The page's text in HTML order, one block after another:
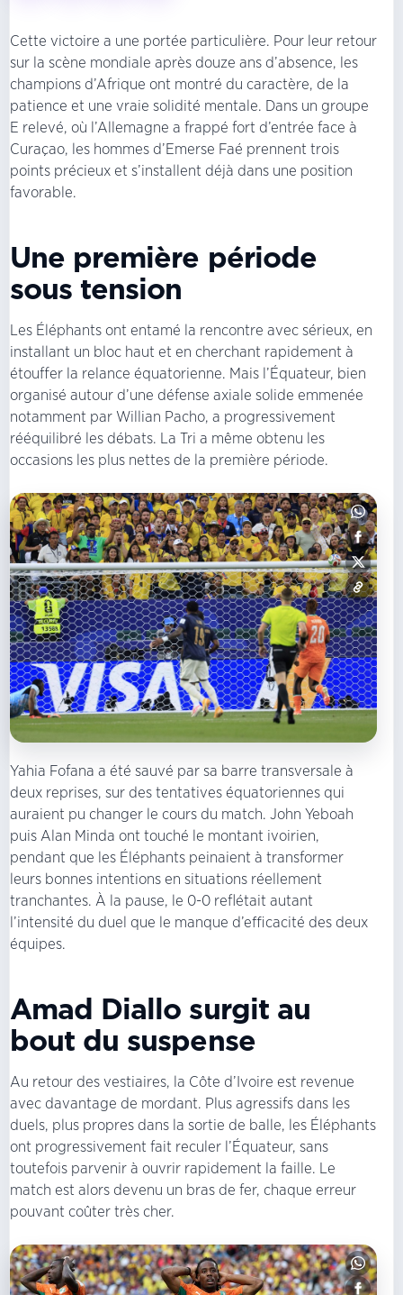
Cette victoire a une portée particulière. Pour leur retour
sur la scène mondiale après douze ans d’absence, les
champions d’Afrique ont montré du caractère, de la
patience et une vraie solidité mentale. Dans un groupe
E relevé, où l’Allemagne a frappé fort d’entrée face à
Curaçao, les hommes d’Emerse Faé prennent trois
points précieux et s’installent déjà dans une position
favorable.
Une première période
sous tension
Les Éléphants ont entamé la rencontre avec sérieux, en
installant un bloc haut et en cherchant rapidement à
étouffer la relance équatorienne. Mais l’Équateur, bien
organisé autour d’une défense axiale solide emmenée
notamment par Willian Pacho, a progressivement
rééquilibré les débats. La Tri a même obtenu les
occasions les plus nettes de la première période.
Yahia Fofana a été sauvé par sa barre transversale à
deux reprises, sur des tentatives équatoriennes qui
auraient pu changer le cours du match. John Yeboah
puis Alan Minda ont touché le montant ivoirien,
pendant que les Éléphants peinaient à transformer
leurs bonnes intentions en situations réellement
tranchantes. À la pause, le 0-0 reflétait autant
l’intensité du duel que le manque d’efficacité des deux
équipes.
Amad Diallo surgit au
bout du suspense
Au retour des vestiaires, la Côte d’Ivoire est revenue
avec davantage de mordant. Plus agressifs dans les
duels, plus propres dans la sortie de balle, les Éléphants
ont progressivement fait reculer l’Équateur, sans
toutefois parvenir à ouvrir rapidement la faille. Le
match est alors devenu un bras de fer, chaque erreur
pouvant coûter très cher.